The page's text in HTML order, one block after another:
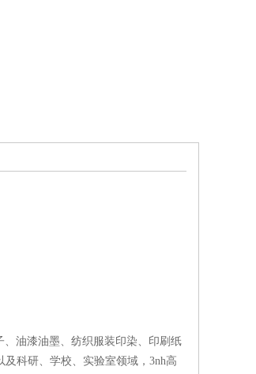
油漆油墨、纺织服装印染、印刷纸
科研、学校、实验室领域，3nh高